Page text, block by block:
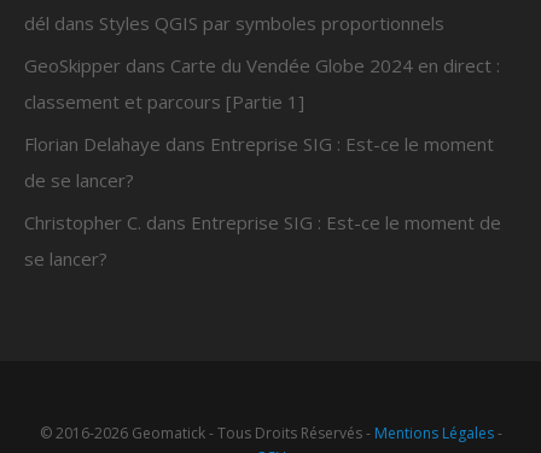
dél dans Styles QGIS par symboles proportionnels
GeoSkipper dans Carte du Vendée Globe 2024 en direct :
classement et parcours [Partie 1]
Florian Delahaye dans Entreprise SIG : Est-ce le moment
de se lancer?
Christopher C. dans Entreprise SIG : Est-ce le moment de
se lancer?
© 2016-2026 Geomatick - Tous Droits Réservés - Mentions Légales-